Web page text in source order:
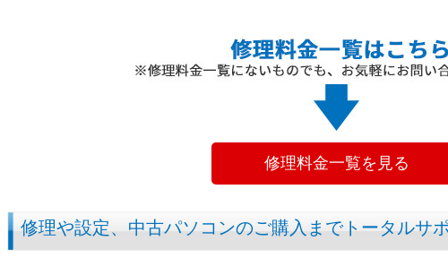
修理料金一覧を見る
修理や設定、中古パソコンのご購入までトータルサ